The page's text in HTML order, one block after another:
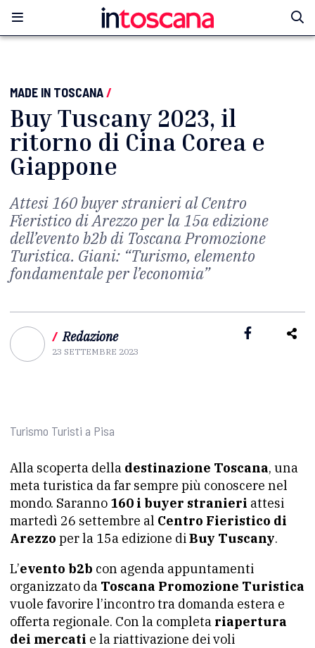
MADE IN TOSCANA/
Buy Tuscany 2023, il
ritorno di Cina Corea e
Giappone
Attesi 160 buyer stranieri al Centro
Fieristico di Arezzo per la 15a edizione
dell’evento b2b di Toscana Promozione
Turistica. Giani: “Turismo, elemento
fondamentale per l’economia”
/ Redazione
23 SETTEMBRE 2023
Turismo Turisti a Pisa
Alla scoperta della destinazione Toscana, una
meta turistica da far sempre più conoscere nel
mondo. Saranno 160 i buyer stranieri attesi
martedì 26 settembre al Centro Fieristico di
Arezzo per la 15a edizione diBuy Tuscany.
L’evento b2b con agenda appuntamenti
organizzato da Toscana Promozione Turistica
vuole favorire l’incontro tra domanda estera e
offerta regionale. Con la completa riapertura
dei mercati e la riattivazione dei voli